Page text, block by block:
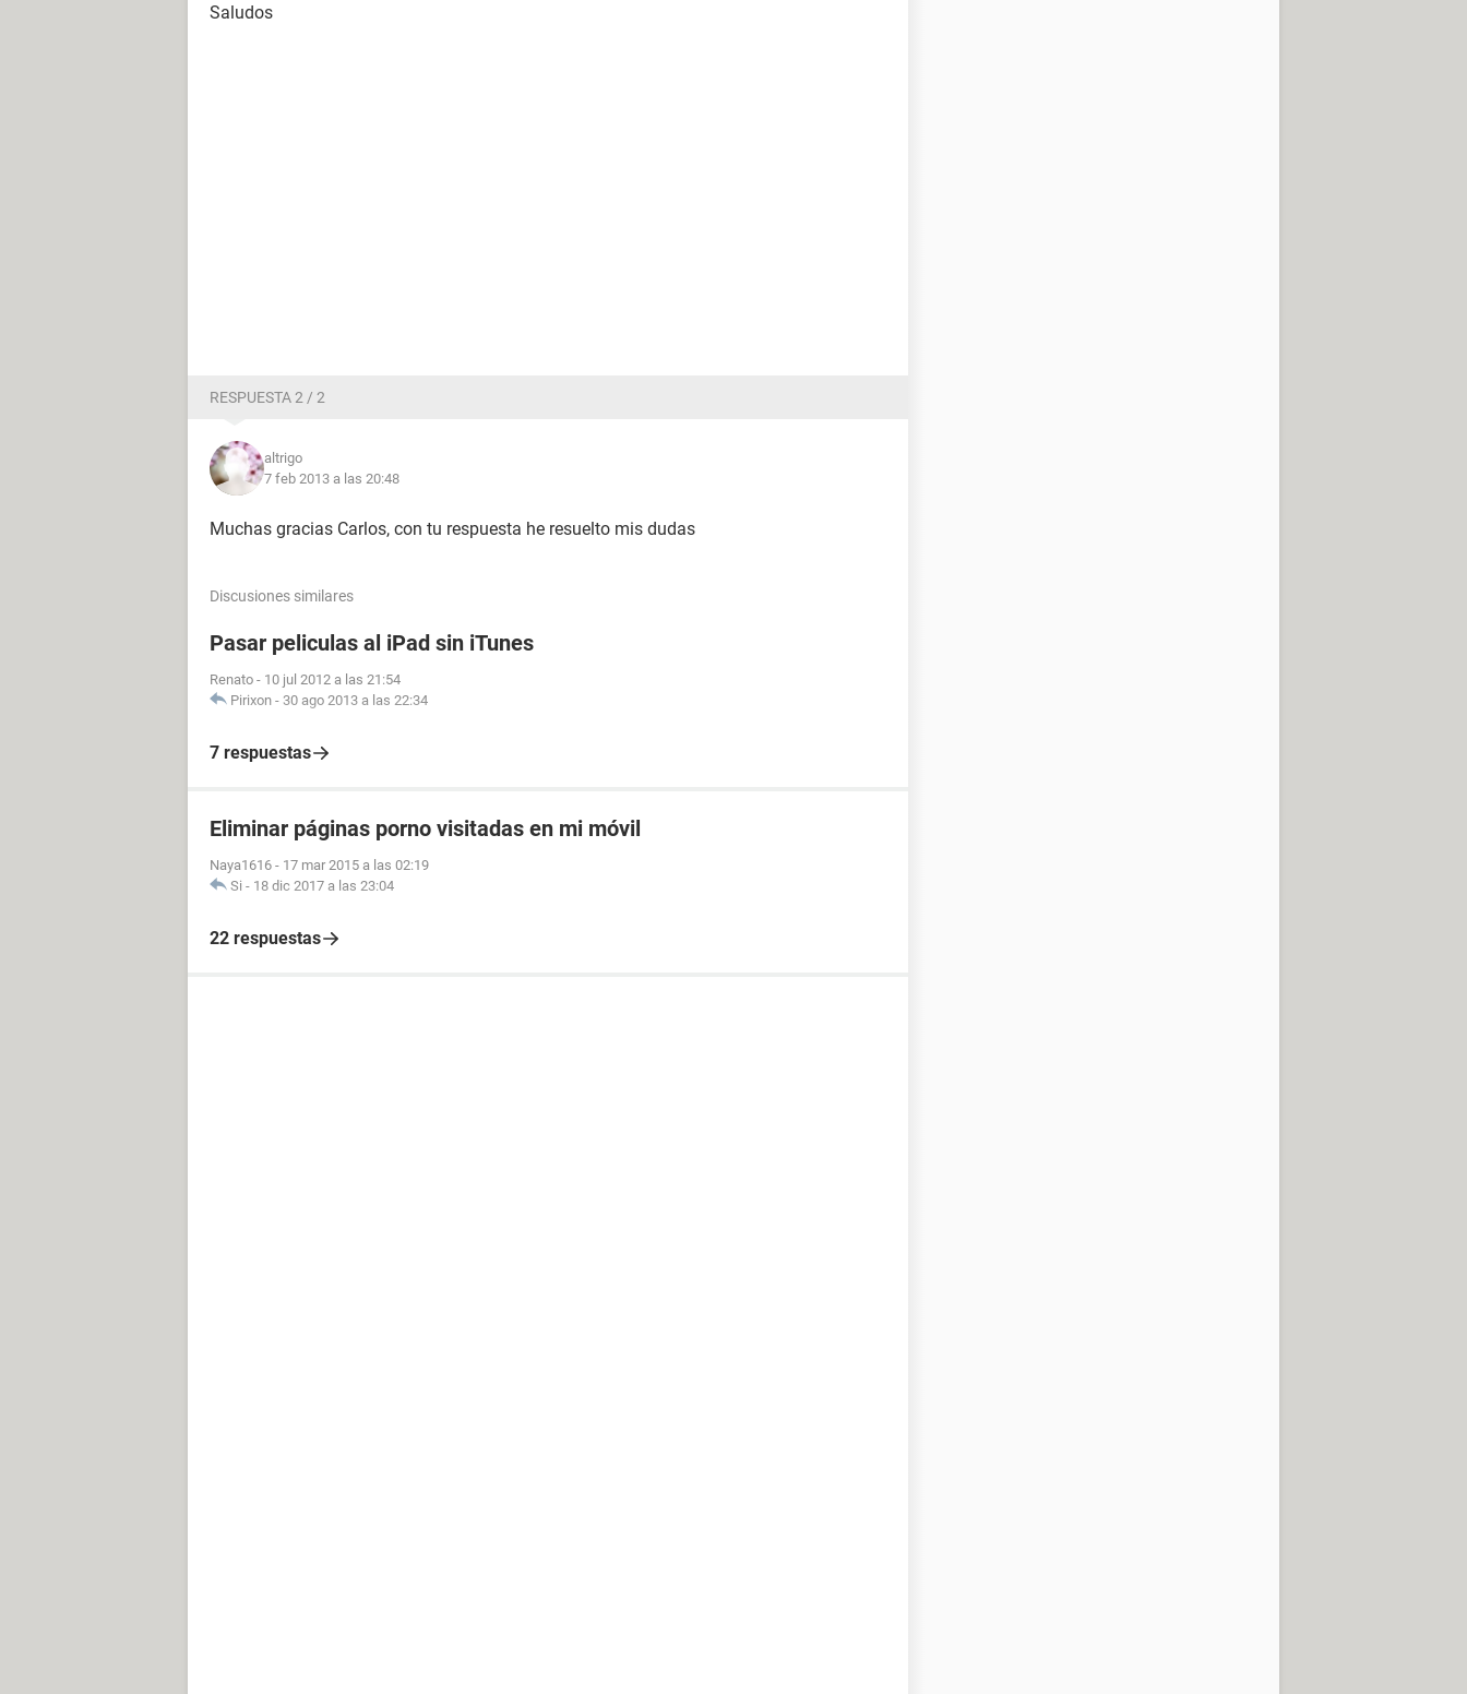
Saludos
RESPUESTA 2 / 2
altrigo
7 feb 2013 a las 20:48
Muchas gracias Carlos, con tu respuesta he resuelto mis dudas
Discusiones similares
Pasar peliculas al iPad sin iTunes
Renato - 10 jul 2012 a las 21:54
Pirixon - 30 ago 2013 a las 22:34
7 respuestas
Eliminar páginas porno visitadas en mi móvil
Naya1616 - 17 mar 2015 a las 02:19
Si - 18 dic 2017 a las 23:04
22 respuestas